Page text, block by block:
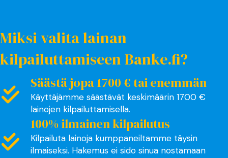
Miksi valita lainan
kilpailuttamiseen Banke.fi?
Säästä jopa 1700 € tai enemmän
Käyttäjämme säästävät keskimäärin 1700 €
lainojen kilpailuttamisella.
100% ilmainen kilpailutus
Kilpailuta lainoja kumppaneiltamme täysin
ilmaiseksi. Hakemus ei sido sinua nostamaan